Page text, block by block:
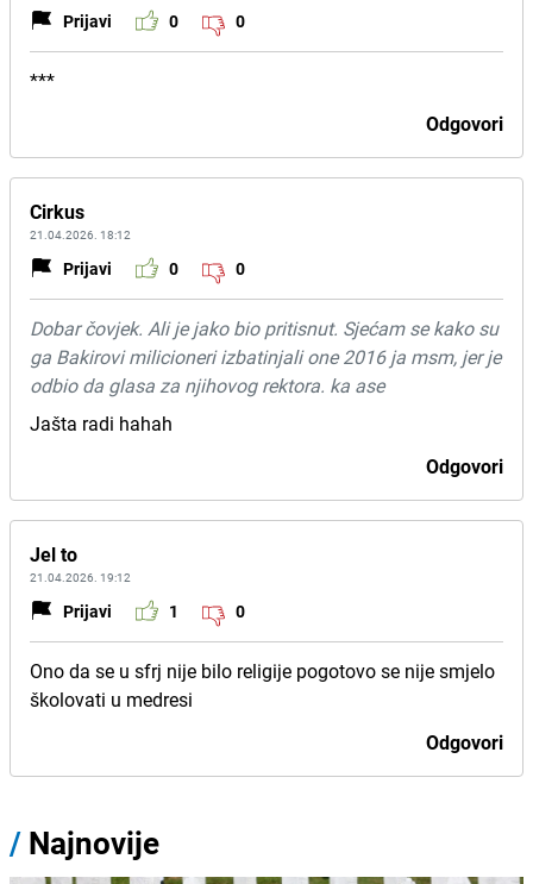
Prijavi 0 0
***
Odgovori
Cirkus
21.04.2026. 18:12
Prijavi 0 0
Dobar čovjek. Ali je jako bio pritisnut. Sjećam se kako su
ga Bakirovi milicioneri izbatinjali one 2016 ja msm, jer je
odbio da glasa za njihovog rektora. ka ase
Jašta radi hahah
Odgovori
Jel to
21.04.2026. 19:12
Prijavi 1 0
Ono da se u sfrj nije bilo religije pogotovo se nije smjelo
školovati u medresi
Odgovori
/ Najnovije